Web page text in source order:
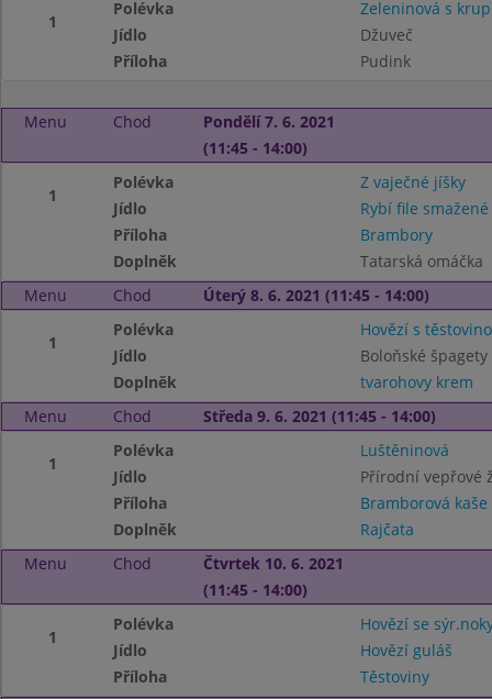
1
Polévka
Zeleninová s
Jídlo
Džuveč
Příloha
Pudink
Menu Chod
Pondělí 7. 6. 2021
(11:45 - 14:00)
1
Polévka
Z vaječné jíšky
Jídlo
Rybí file smažené
Příloha
Brambory
Doplněk
Tatarská omáčka
Menu
Chod Úterý 8. 6. 2021 (11:45 - 14:00)
1
Polévka
Hovězí s
Jídlo
Boloňské špagety
Doplněk
tvarohovy krem
Menu
Chod Středa 9. 6. 2021 (11:45 - 14:00)
1
Polévka
Luštěninová
Jídlo
Přírodní vepřové
Příloha
Bramborová kaše
Doplněk
Rajčata
Menu
Chod
Čtvrtek 10. 6. 2021
(11:45 - 14:00)
1
Polévka
Hovězí se
Jídlo
Hovězí guláš
Příloha
Těstoviny